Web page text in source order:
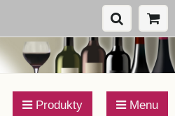
Produkty Menu